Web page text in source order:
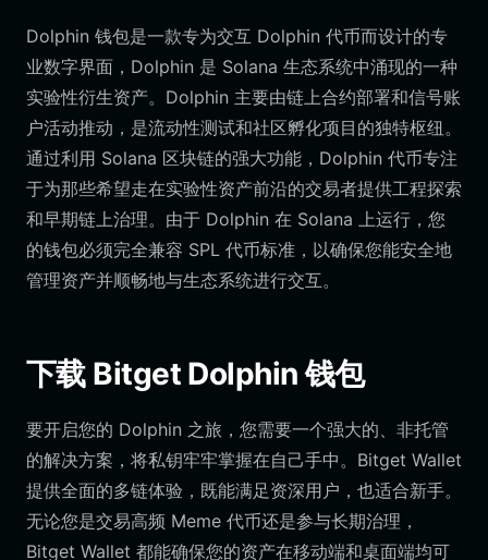
Dolphin 钱包是一款专为交互 Dolphin 代币而设计的专
业数字界面，Dolphin 是 Solana 生态系统中涌现的一种
实验性衍生资产。Dolphin 主要由链上合约部署和信号账
户活动推动，是流动性测试和社区孵化项目的独特枢纽。
通过利用 Solana 区块链的强大功能，Dolphin 代币专注
于为那些希望走在实验性资产前沿的交易者提供工程探索
和早期链上治理。由于 Dolphin 在 Solana 上运行，您
的钱包必须完全兼容 SPL 代币标准，以确保您能安全地
管理资产并顺畅地与生态系统进行交互。
下载 Bitget Dolphin 钱包
要开启您的 Dolphin 之旅，您需要一个强大的、非托管
的解决方案，将私钥牢牢掌握在自己手中。Bitget Wallet
提供全面的多链体验，既能满足资深用户，也适合新手。
无论您是交易高频 Meme 代币还是参与长期治理，
Bitget Wallet 都能确保您的资产在移动端和桌面端均可